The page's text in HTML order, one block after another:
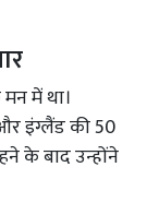
में था।
इंग्लैंड की 50
के बाद उन्होंने